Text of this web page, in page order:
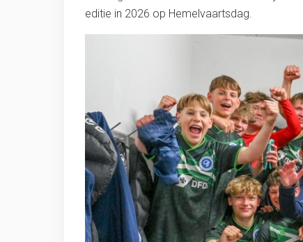
editie in 2026 op Hemelvaartsdag.